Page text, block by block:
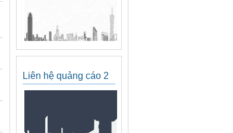
Liên hệ quảng cáo 2